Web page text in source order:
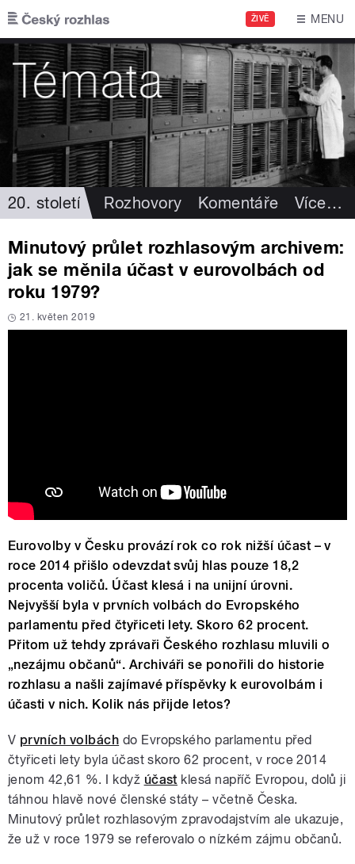
Přejít k hlavnímu obsahu
ŽIVĚ MENU
20. století Rozhovory Komentáře Více…
Minutový průlet rozhlasovým archivem:
jak se měnila účast v eurovolbách od
roku 1979?
21. květen 2019
Eurovolby v Česku provází rok co rok nižší účast – v
roce 2014 přišlo odevzdat svůj hlas pouze 18,2
procenta voličů. Účast klesá i na unijní úrovni.
Nejvyšší byla v prvních volbách do Evropského
parlamentu před čtyřiceti lety. Skoro 62 procent.
Přitom už tehdy zprávaři Českého rozhlasu mluvili o
„nezájmu občanů“. Archiváři se ponořili do historie
rozhlasu a našli zajímavé příspěvky k eurovolbám i
účasti v nich. Kolik nás přijde letos?
V prvních volbách do Evropského parlamentu před
čtyřiceti lety byla účast skoro 62 procent, v roce 2014
jenom 42,61 %. I když účast klesá napříč Evropou, dolů ji
táhnou hlavě nové členské státy – včetně Česka.
Minutový průlet rozhlasovým zpravodajstvím ale ukazuje,
že už v roce 1979 se referovalo o nízkém zájmu občanů.